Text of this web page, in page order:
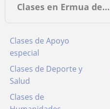
Clases en Ermua de…
Clases de Apoyo
especial
Clases de Deporte y
Salud
Clases de